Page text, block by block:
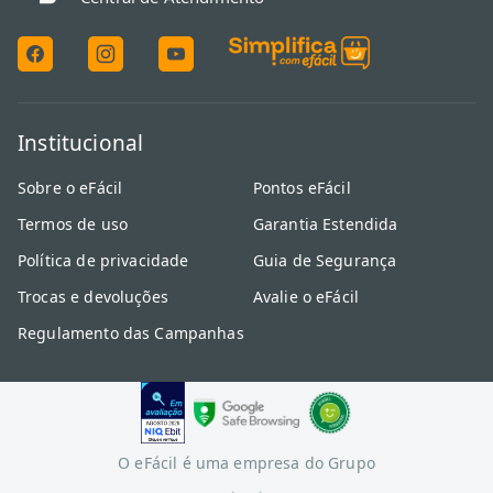
Modelos de 5kg a 10kg atendem perfeitamente à demanda de
Institucional
Sobre o eFácil
Termos de uso
Política de privacidade
Trocas e devoluções
Regulamento das Campanhas
Pontos eFácil
Garantia Estendida
Guia de Segurança
Avalie o eFácil
O eFácil é uma empresa do Grupo